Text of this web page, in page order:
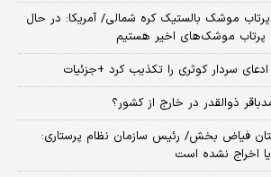
موشک بالستیک کره شمالی/ آمریکا: در حال
پرتاب موشک‌های اخیر هستیم
سردار کوثری را تکذیب کرد +جزئیات
ذوالقدر در خارج از کشور؟
فیاض بخش/ رئیس سازمان نظام پرستاری:
اخراج نشده است